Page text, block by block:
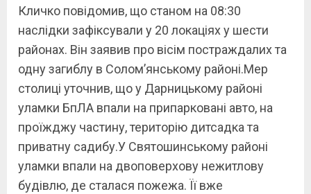
Кличко повідомив, що станом на 08:30
наслідки зафіксували у 20 локаціях у шести
районах. Він заявив про вісім постраждалих та
одну загиблу в Соломʼянському районі.Мер
столиці уточнив, що у Дарницькому районі
уламки БпЛА впали на припарковані авто, на
проїжджу частину, територію дитсадка та
приватну садибу.У Святошинському районі
уламки впали на двоповерхову нежитлову
будівлю, де сталася пожежа. Її вже